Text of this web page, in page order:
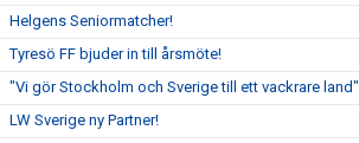
Helgens Seniormatcher!
Tyresö FF bjuder in till årsmöte!
"Vi gör Stockholm och Sverige till ett vackrare land"
LW Sverige ny Partner!